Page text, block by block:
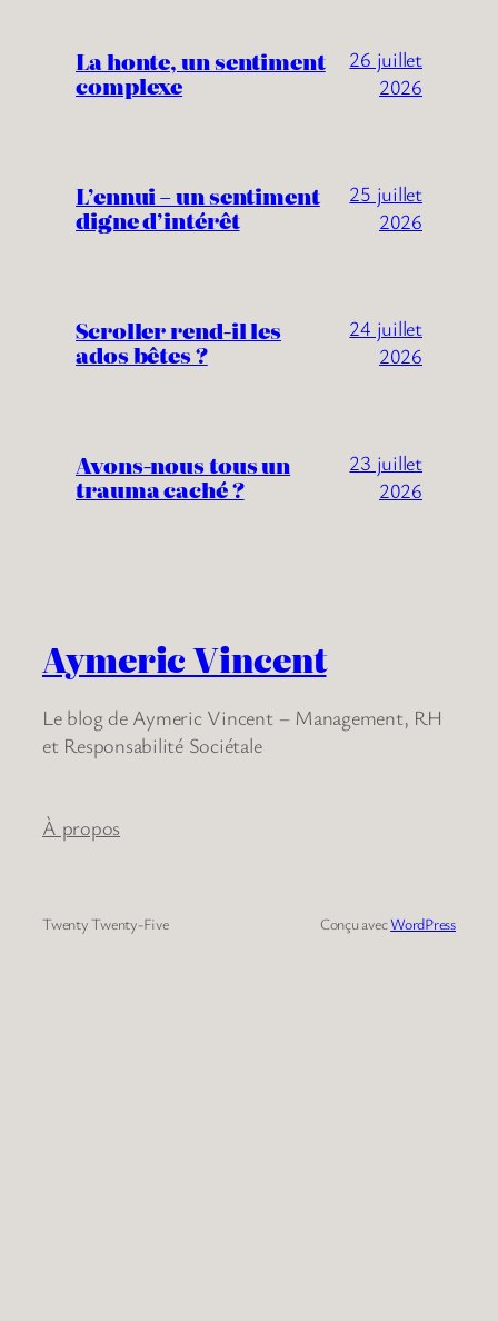
La honte, un sentiment
complexe
26 juillet
2026
L’ennui – un sentiment
digne d’intérêt
25 juillet
2026
Scroller rend-il les
ados bêtes ?
24 juillet
2026
Avons-nous tous un
trauma caché ?
23 juillet
2026
Aymeric Vincent
Le blog de Aymeric Vincent – Management, RH
et Responsabilité Sociétale
À propos
Twenty Twenty-Five Conçu avecWordPress